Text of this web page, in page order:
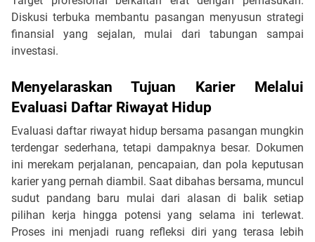
Diskusi terbuka membantu pasangan menyusun strategi
finansial yang sejalan, mulai dari tabungan sampai
investasi.
Menyelaraskan Tujuan Karier Melalui
Evaluasi Daftar Riwayat Hidup
Evaluasi daftar riwayat hidup bersama pasangan mungkin
terdengar sederhana, tetapi dampaknya besar. Dokumen
ini merekam perjalanan, pencapaian, dan pola keputusan
karier yang pernah diambil. Saat dibahas bersama, muncul
sudut pandang baru mulai dari alasan di balik setiap
pilihan kerja hingga potensi yang selama ini terlewat.
Proses ini menjadi ruang refleksi diri yang terasa lebih